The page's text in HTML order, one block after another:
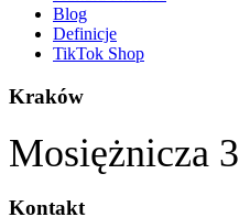
Blog
Definicje
TikTok Shop
Kraków
Mosiężnicza 3
Kontakt